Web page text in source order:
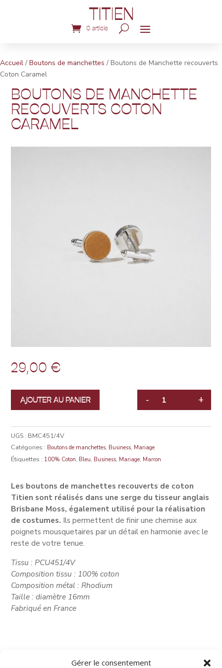
Gérer le consentement
0 article
Accueil / Boutons de manchettes / Boutons de Manchette recouverts
Coton Caramel
BOUTONS DE MANCHETTE
RECOUVERTS COTON
CARAMEL
29,00€
QUANTITÉ
- +
AJOUTER AU PANIER
UGS : BMC451/4V
Catégories : Boutons de manchettes, Business, Mariage
Étiquettes : 100% Coton, Bleu, Business, Mariage, Marron
Les boutons de manchettes recouverts de coton
Titien sont réalisés dans une serge du tisseur anglais
Brisbane Moss, également utilisé pour la réalisation
de costumes. Ils permettent de finir une chemise aux
poignets mousquetaires par un détail en harmonie avec le
reste de votre tenue.
Tissu : PCU451/4V
Composition tissu : 100% coton
Composition métal : Rhodium
Taille : diamètre 16mm
Fabriqué en France